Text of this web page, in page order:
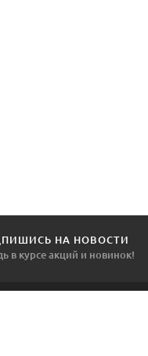
НА НОВОСТИ
в курсе акций и новинок!